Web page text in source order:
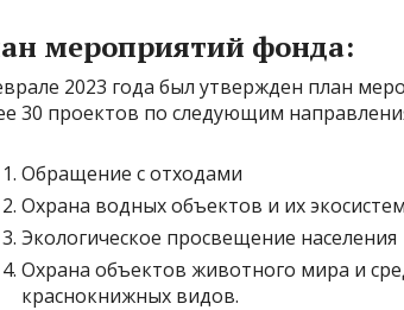
мероприятий фонда:
2023 года был утвержден план
30 проектов по следующим
Обращение с отходами
Охрана водных объектов и их экосистем
Экологическое просвещение населения
Охрана объектов животного мира и
краснокнижных видов.